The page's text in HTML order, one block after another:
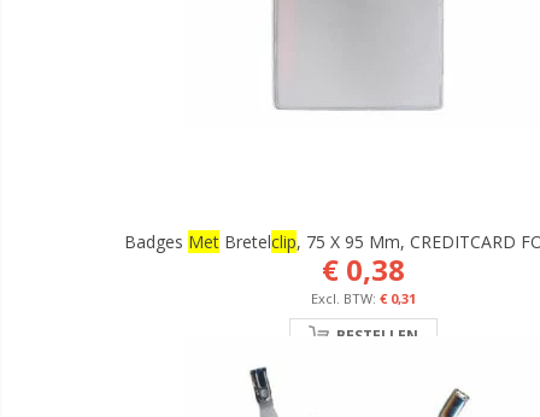
Badges Met BretelClip, 75 X 95 Mm, CREDITCARD
€ 0,38
€ 0,31
BESTELLEN